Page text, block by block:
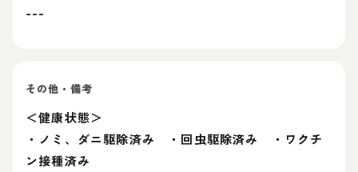
---
その他・備考
＜健康状態＞
・ノミ、ダニ駆除済み ・回虫駆除済み ・ワクチ
ン接種済み